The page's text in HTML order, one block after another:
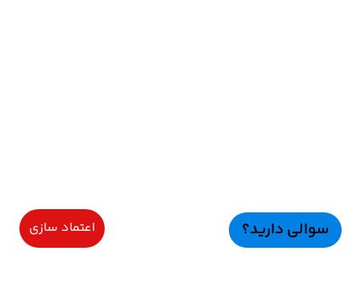
سوالی دارید؟ اعتماد سازی